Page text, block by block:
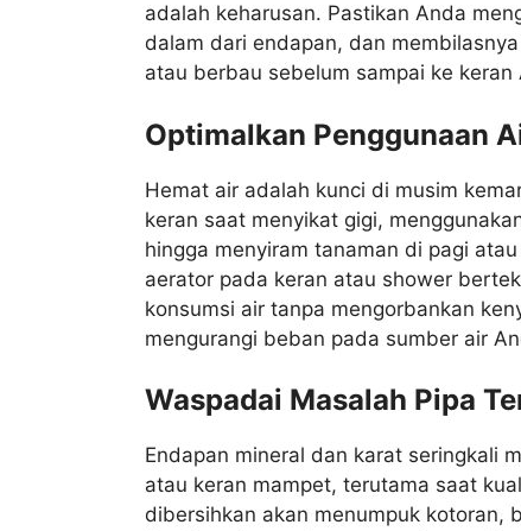
adalah keharusan. Pastikan Anda
dalam dari endapan, dan
atau berbau sebelum sampai ke keran
Optimalkan Penggunaan
Hemat air adalah kunci di musim
keran saat menyikat gigi,
hingga menyiram tanaman di pagi
aerator pada keran atau shower
konsumsi air tanpa mengorbankan
mengurangi beban pada sumber air
Waspadai Masalah Pipa
Endapan mineral dan karat seringkali
atau keran mampet, terutama saat
dibersihkan akan menumpuk kotoran,